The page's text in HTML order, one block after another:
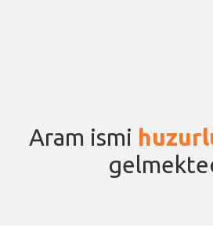
Aram ismi